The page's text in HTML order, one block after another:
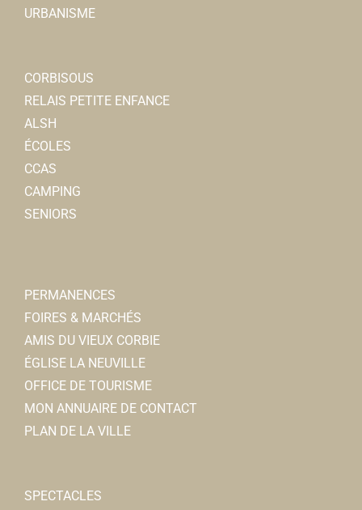
URBANISME
CORBISOUS
RELAIS PETITE ENFANCE
ALSH
ÉCOLES
CCAS
CAMPING
SENIORS
PERMANENCES
FOIRES & MARCHÉS
AMIS DU VIEUX CORBIE
ÉGLISE LA NEUVILLE
OFFICE DE TOURISME
MON ANNUAIRE DE CONTACT
PLAN DE LA VILLE
SPECTACLES